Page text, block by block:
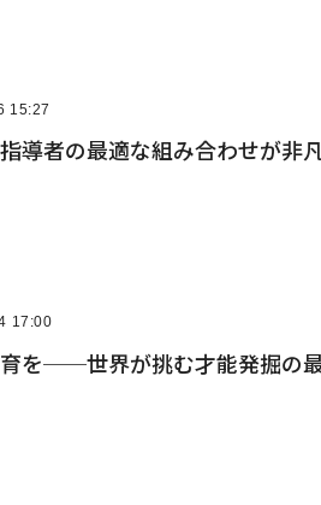
15:27
導者の最適な組み合わせが非
17:00
を──世界が挑む才能発掘の